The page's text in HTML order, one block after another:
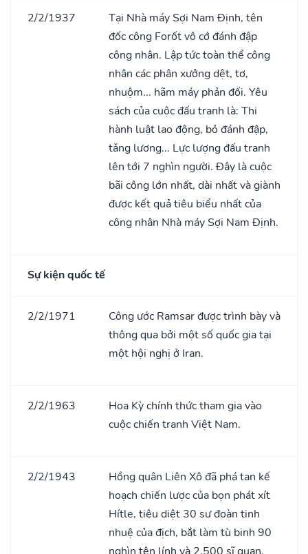
2/2/1937
Tại Nhà máy Sợi Nam Định, tên
đốc công Forốt vô cớ đánh đập
công nhân. Lập tức toàn thể công
nhân các phân xưởng dệt, tơ,
nhuộm... hãm máy phản đối. Yêu
sách của cuộc đấu tranh là: Thi
hành luật lao động, bỏ đánh đập,
tǎng lương... Lực lượng đấu tranh
lên tới 7 nghìn người. Đây là cuộc
bãi công lớn nhất, dài nhất và giành
được kết quả tiêu biểu nhất của
công nhân Nhà máy Sợi Nam Định.
Sự kiện quốc tế
2/2/1971
Công ước Ramsar được trình bày và
thông qua bởi một số quốc gia tại
một hội nghị ở Iran.
2/2/1963
Hoa Kỳ chính thức tham gia vào
cuộc chiến tranh Việt Nam.
2/2/1943
Hồng quân Liên Xô đã phá tan kế
hoạch chiến lược của bọn phát xít
Hítle, tiêu diệt 30 sư đoàn tinh
nhuệ của địch, bắt làm tù binh 90